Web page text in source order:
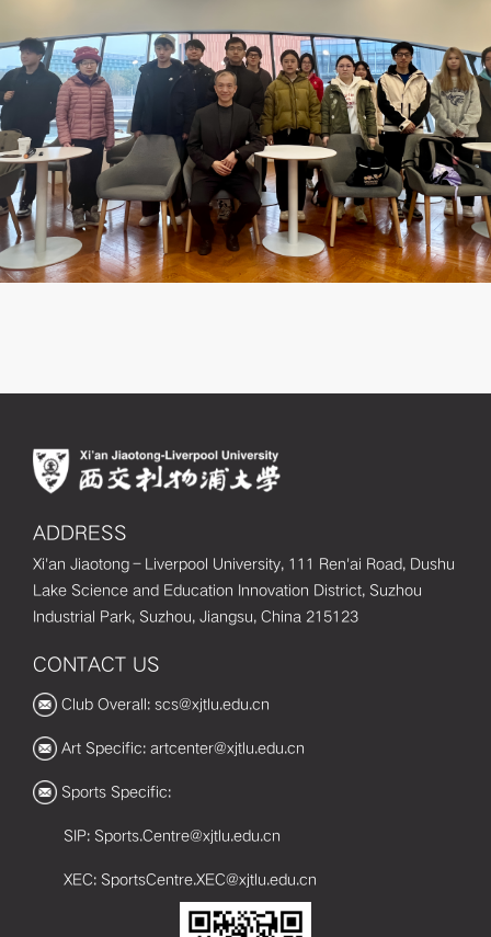
ADDRESS
Xi'an Jiaotong–Liverpool University, 111 Ren'ai Road, Dushu
Lake Science and Education Innovation District, Suzhou
Industrial Park, Suzhou, Jiangsu, China 215123
CONTACT US
Club Overall: scs@xjtlu.edu.cn
Art Specific: artcenter@xjtlu.edu.cn
Sports Specific:
SIP: Sports.Centre@xjtlu.edu.cn
XEC: SportsCentre.XEC@xjtlu.edu.cn